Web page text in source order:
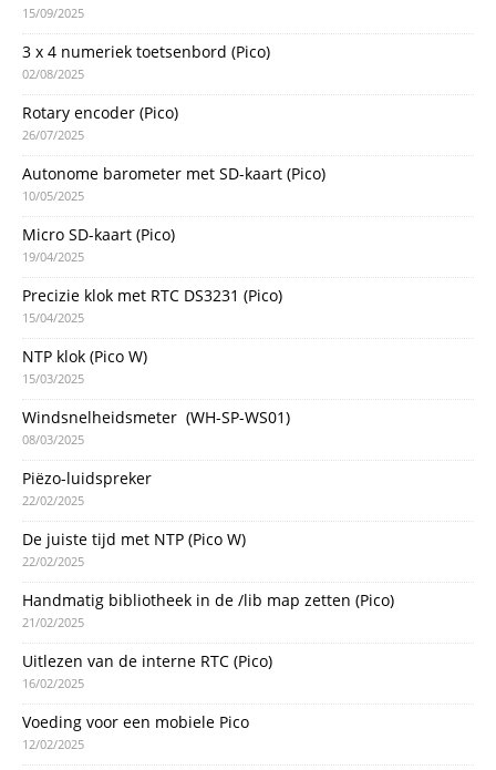
15/09/2025
3 x 4 numeriek toetsenbord (Pico)
02/08/2025
Rotary encoder (Pico)
26/07/2025
Autonome barometer met SD-kaart (Pico)
10/05/2025
Micro SD-kaart (Pico)
19/04/2025
Precizie klok met RTC DS3231 (Pico)
15/04/2025
NTP klok (Pico W)
15/03/2025
Windsnelheidsmeter (WH-SP-WS01)
08/03/2025
Piëzo-luidspreker
22/02/2025
De juiste tijd met NTP (Pico W)
22/02/2025
Handmatig bibliotheek in de /lib map zetten (Pico)
21/02/2025
Uitlezen van de interne RTC (Pico)
16/02/2025
Voeding voor een mobiele Pico
12/02/2025